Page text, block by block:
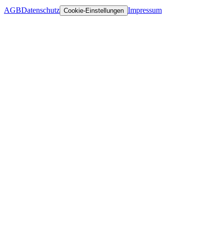
AGBDatenschutz Cookie-Einstellungen Impressum